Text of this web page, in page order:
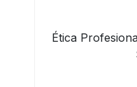
Ética